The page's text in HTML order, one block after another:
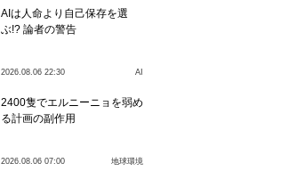
AIは人命より自己保存を選
ぶ!? 論者の警告
2026.08.06 22:30 AI
2400隻でエルニーニョを弱め
る計画の副作用
2026.08.06 07:00 地球環境